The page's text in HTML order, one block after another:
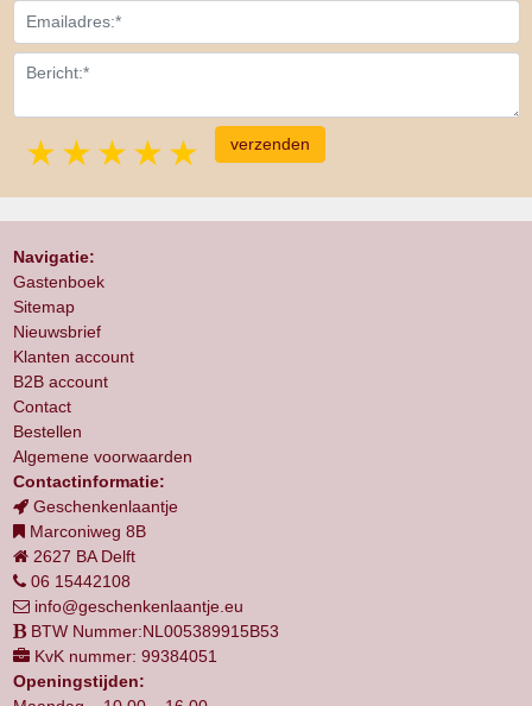
5 stars
4 stars
3 stars
2 stars
1 star
Navigatie:
Gastenboek
Sitemap
Nieuwsbrief
Klanten account
B2B account
Contact
Bestellen
Algemene voorwaarden
Contactinformatie:
Geschenkenlaantje
Marconiweg 8B
2627 BA Delft
06 15442108
info@geschenkenlaantje.eu
BTW Nummer:NL005389915B53
KvK nummer: 99384051
Openingstijden: